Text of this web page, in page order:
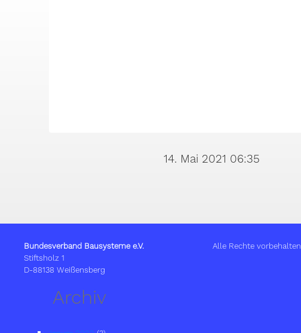
14. Mai 2021 06:35
Bundesverband Bausysteme e.V.
Stiftsholz 1
D-88138 Weißensberg
Archiv
Alle Rechte vorbehalten